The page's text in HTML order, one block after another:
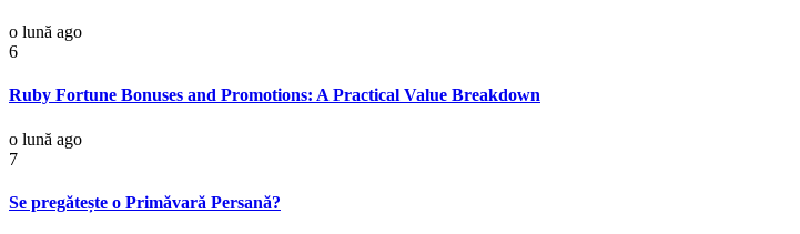
o lună ago
6
Ruby Fortune Bonuses and Promotions: A Practical Value Breakdown
o lună ago
7
Se pregătește o Primăvară Persană?